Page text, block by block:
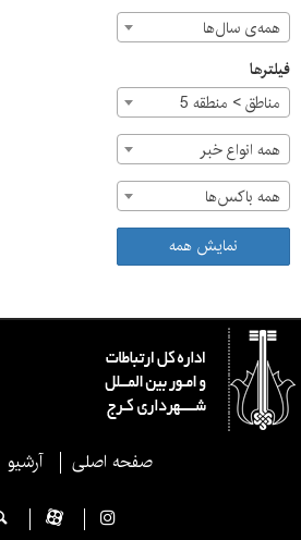
همه‌ی سال‌ها
فیلترها
مناطق > منطقه 5
همه انواع خبر
همه باکس‌ها
نمایش همه
صفحه اصلی آرشیو